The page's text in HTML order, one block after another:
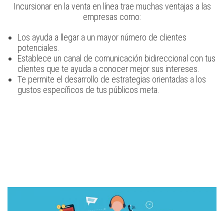
Incursionar en la venta en línea trae muchas ventajas a las
empresas como:
Los ayuda a llegar a un mayor número de clientes
potenciales.
Establece un canal de comunicación bidireccional con tus
clientes que te ayuda a conocer mejor sus intereses.
Te permite el desarrollo de estrategias orientadas a los
gustos específicos de tus públicos meta.